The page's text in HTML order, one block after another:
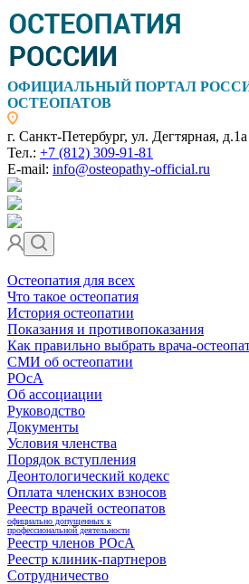
ОФИЦИАЛЬНЫЙ ПОРТАЛ
ОСТЕОПАТОВ
г. Санкт-Петербург, ул. Дегтярная, д.1а
Тел.: +7 (812) 309-91-81
E-mail: info@osteopathy-official.ru
Остеопатия для всех
Что такое остеопатия
История остеопатии
Показания и противопоказания
Как правильно выбрать врача-
СМИ об остеопатии
РОсА
Об ассоциации
Руководство
Документы
Условия членства
Порядок вступления
Деонтологический кодекс
Оплата членских взносов
Реестр врачей остеопатов
официально допущенных к
профессиональной деятельности
Реестр членов РОсА
Реестр клиник-партнеров
Сотрудничество